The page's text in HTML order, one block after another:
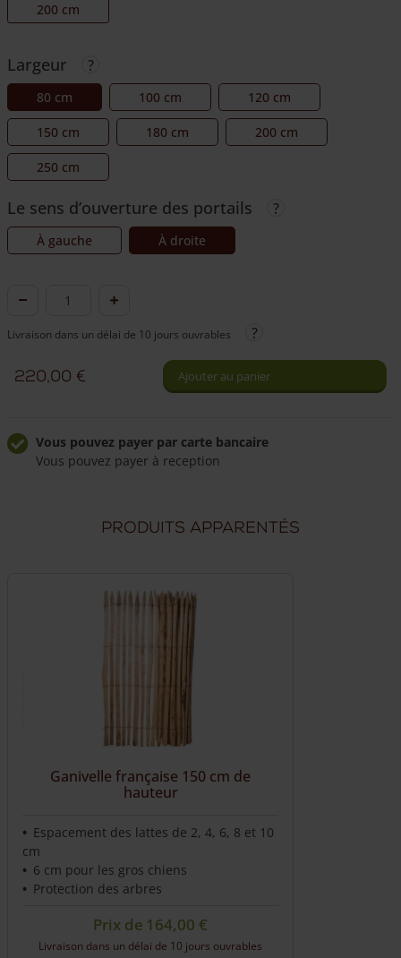
200 cm
Largeur
80 cm 100 cm 120 cm
150 cm 180 cm 200 cm
250 cm
Le sens d’ouverture des portails
À gauche À droite
quantité
Portail
cadre
simple
150
Livraison dans un délai de 10 jours ouvrables
220,00 € Ajouter au panier
Vous pouvez payer par carte bancaire
Vous pouvez payer à reception
Produits apparentés
Ganivelle française 150 cm de
hauteur
Espacement des lattes de 2, 4, 6, 8 et 10
cm
6 cm pour les gros chiens
Protection des arbres
Prix de 164,00€
Livraison dans un délai de 10 jours ouvrables